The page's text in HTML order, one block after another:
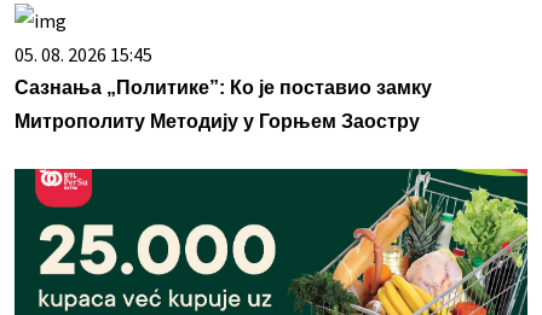
05. 08. 2026 15:45
Сазнања „Политике”: Ко је поставио замку
Митрополиту Методију у Горњем Заостру